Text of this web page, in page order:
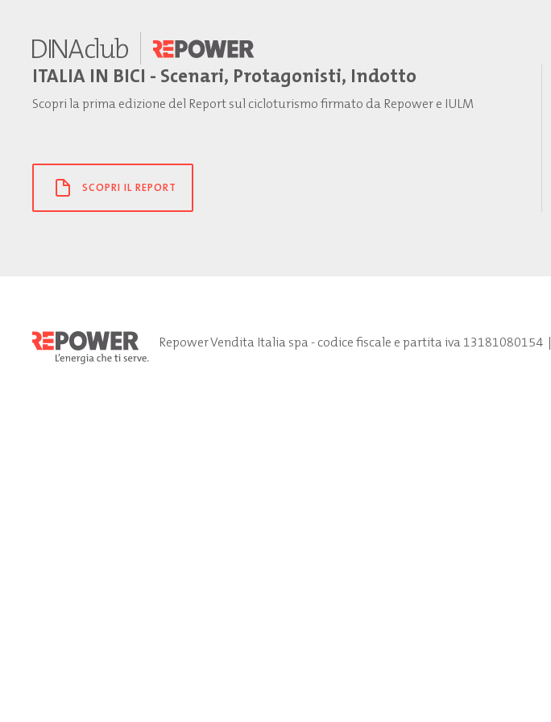
ITALIA IN BICI - Scenari, Protagonisti, Indotto
Scopri la prima edizione del Report sul cicloturismo firmato da Repower e IULM
SCOPRI IL REPORT
Repower Vendita Italia spa - codice fiscale e partita iva 13181080154|